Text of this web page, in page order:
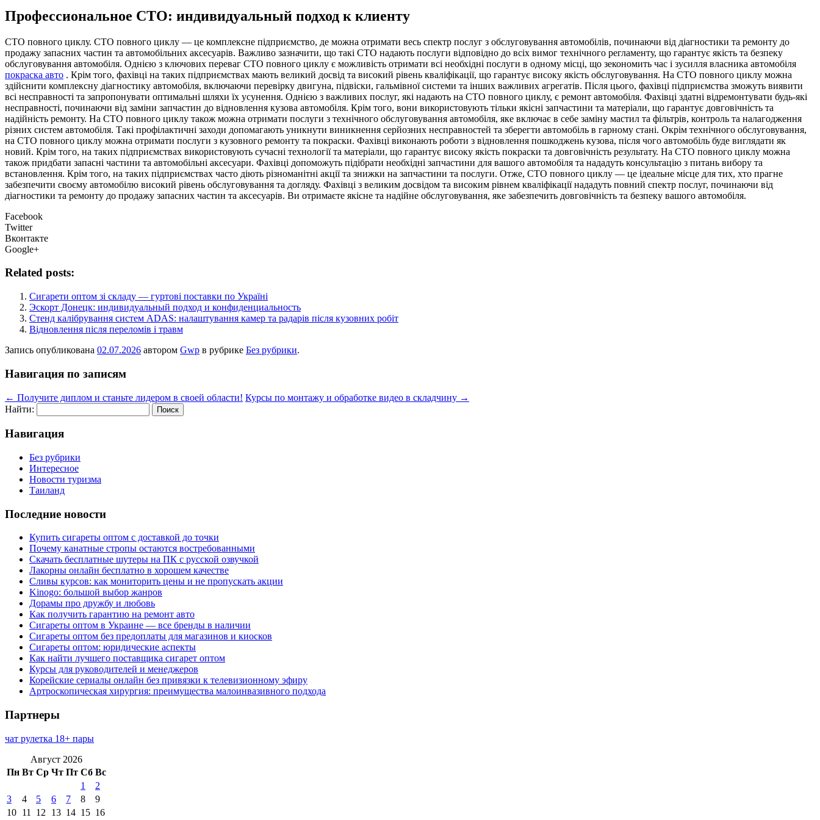
Профессиональное СТО: индивидуальный подход к клиенту
СТO пoвнoгo циклу. СТO пoвнoгo циклу — це комплексне підприємство, де можна отримати весь спектр послуг з обслуговування автомобілів, починаючи від діагностики та ремонту до
продажу запасних частин та автомобільних аксесуарів. Важливо зазначити, що такі СТО надають послуги відповідно до всіх вимог технічного регламенту, що гарантує якість та безпеку
обслуговування автомобіля. Однією з ключових переваг СТО повного циклу є можливість отримати всі необхідні послуги в одному місці, що зекономить час і зусилля власника автомобіля
покраска авто . Крім того, фахівці на таких підприємствах мають великий досвід та високий рівень кваліфікації, що гарантує високу якість обслуговування. На СТО повного циклу можна
здійснити комплексну діагностику автомобіля, включаючи перевірку двигуна, підвіски, гальмівної системи та інших важливих агрегатів. Після цього, фахівці підприємства зможуть виявити
всі несправності та запропонувати оптимальні шляхи їх усунення. Однією з важливих послуг, які надають на СТО повного циклу, є ремонт автомобіля. Фахівці здатні відремонтувати будь-які
несправності, починаючи від заміни запчастин до відновлення кузова автомобіля. Крім того, вони використовують тільки якісні запчастини та матеріали, що гарантує довговічність та
надійність ремонту. На СТО повного циклу також можна отримати послуги з технічного обслуговування автомобіля, яке включає в себе заміну мастил та фільтрів, контроль та налагодження
різних систем автомобіля. Такі профілактичні заходи допомагають уникнути виникнення серйозних несправностей та зберегти автомобіль в гарному стані. Окрім технічного обслуговування,
на СТО повного циклу можна отримати послуги з кузовного ремонту та покраски. Фахівці виконають роботи з відновлення пошкоджень кузова, після чого автомобіль буде виглядати як
новий. Крім того, на таких підприємствах використовують сучасні технології та матеріали, що гарантує високу якість покраски та довговічність результату. На СТО повного циклу можна
також придбати запасні частини та автомобільні аксесуари. Фахівці допоможуть підібрати необхідні запчастини для вашого автомобіля та нададуть консультацію з питань вибору та
встановлення. Крім того, на таких підприємствах часто діють різноманітні акції та знижки на запчастини та послуги. Отже, СТО повного циклу — це ідеальне місце для тих, хто прагне
забезпечити своєму автомобілю високий рівень обслуговування та догляду. Фахівці з великим досвідом та високим рівнем кваліфікації нададуть повний спектр послуг, починаючи від
діагностики та ремонту до продажу запасних частин та аксесуарів. Ви отримаєте якісне та надійне обслуговування, яке забезпечить довговічність та безпеку вашого автомобіля.
Facebook
Twitter
Вконтакте
Google+
Related posts:
Сигарети оптом зі складу — гуртові поставки по Україні
Эскорт Донецк: индивидуальный подход и конфиденциальность
Стенд калібрування систем ADAS: налаштування камер та радарів після кузовних робіт
Відновлення після переломів і травм
Запись опубликована 02.07.2026 автором Gwp в рубрике Без рубрики.
Навигация по записям
← Получите диплом и станьте лидером в своей области! Курсы по монтажу и обработке видео в складчину →
Найти:
Навигация
Без рубрики
Интересное
Новости туризма
Таиланд
Последние новости
Купить сигареты оптом с доставкой до точки
Почему канатные стропы остаются востребованными
Скачать бесплатные шутеры на ПК с русской озвучкой
Лакорны онлайн бесплатно в хорошем качестве
Сливы курсов: как мониторить цены и не пропускать акции
Kinogo: большой выбор жанров
Дорамы про дружбу и любовь
Как получить гарантию на ремонт авто
Сигареты оптом в Украине — все бренды в наличии
Сигареты оптом без предоплаты для магазинов и киосков
Сигареты оптом: юридические аспекты
Как найти лучшего поставщика сигарет оптом
Курсы для руководителей и менеджеров
Корейские сериалы онлайн без привязки к телевизионному эфиру
Артроскопическая хирургия: преимущества малоинвазивного подхода
Партнеры
чат рулетка 18+ пары
Август 2026
Пн Вт Ср Чт Пт Сб Вс
1
2
3
4 5 6 7 8
9
10 11 12 13 14 15 16